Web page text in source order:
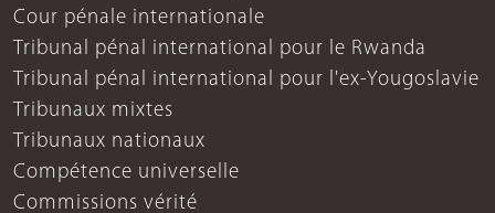
Cour pénale internationale
Tribunal pénal international pour le Rwanda
Tribunal pénal international pour l'ex-Yougoslavie
Tribunaux mixtes
Tribunaux nationaux
Compétence universelle
Commissions vérité